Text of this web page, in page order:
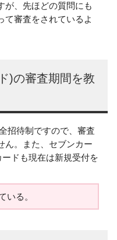
が、先ほどの質問にも
て審査をされているよ
)の審査期間を教
招待制ですので、審査
ん。また、セブンカー
ドも現在は新規受付を
いる。